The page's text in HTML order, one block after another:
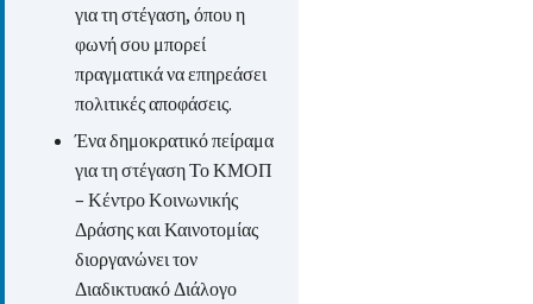
για τη στέγαση, όπου η
φωνή σου μπορεί
πραγματικά να επηρεάσει
πολιτικές αποφάσεις.
Ένα δημοκρατικό πείραμα
για τη στέγαση Το ΚΜΟΠ
– Κέντρο Κοινωνικής
Δράσης και Καινοτομίας
διοργανώνει τον
Διαδικτυακό Διάλογο